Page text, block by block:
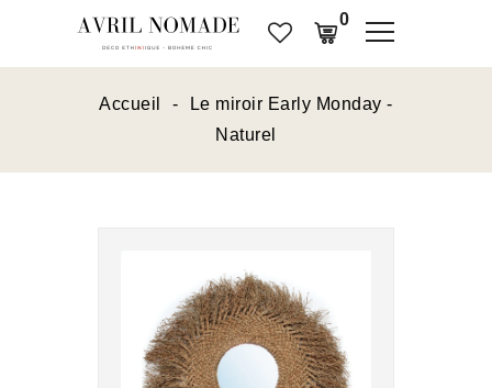
0
Accueil
Le miroir Early Monday -
Naturel